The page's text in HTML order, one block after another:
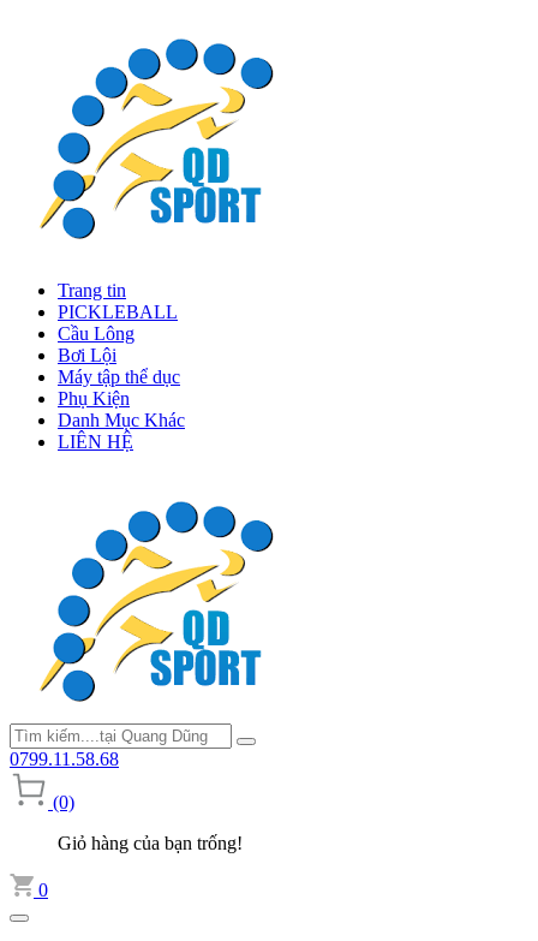
Trang tin
PICKLEBALL
Cầu Lông
Bơi Lội
Máy tập thể dục
Phụ Kiện
Danh Mục Khác
LIÊN HỆ
0799.11.58.68
(0)
Giỏ hàng của bạn trống!
0